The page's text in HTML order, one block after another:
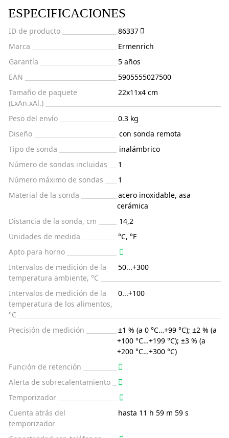
ESPECIFICACIONES
ID de producto
86337
Marca
Ermenrich
Garantía
5 años
EAN
5905555027500
Tamaño de paquete
(LxAn.xAl.)
22x11x4 cm
Peso del envío
0.3 kg
Diseño
con sonda remota
Tipo de sonda
inalámbrico
Número de sondas incluidas
1
Número máximo de sondas
1
Material de la sonda
acero inoxidable, asa
cerámica
Distancia de la sonda, cm
14,2
Unidades de medida
°C, °F
Apto para horno
Intervalos de medición de la
temperatura ambiente, °C
50...+300
Intervalos de medición de la
temperatura de los alimentos,
°C
0...+100
Precisión de medición
±1 % (a 0 °C…+99 °C); ±2 % (a
+100 °C…+199 °C); ±3 % (a
+200 °C…+300 °C)
Función de retención
Alerta de sobrecalentamiento
Temporizador
Cuenta atrás del
temporizador
hasta 11 h 59 m 59 s